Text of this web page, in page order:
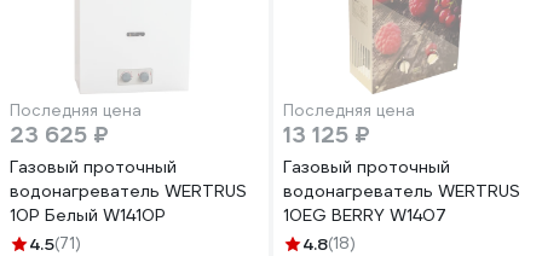
Последняя цена
23 625 ₽
Газовый проточный
водонагреватель WERTRUS
10Р Белый W1410P
4.5(71)
Последняя цена
13 125 ₽
Газовый проточный
водонагреватель WERTRUS
10EG BERRY W1407
4.8(18)